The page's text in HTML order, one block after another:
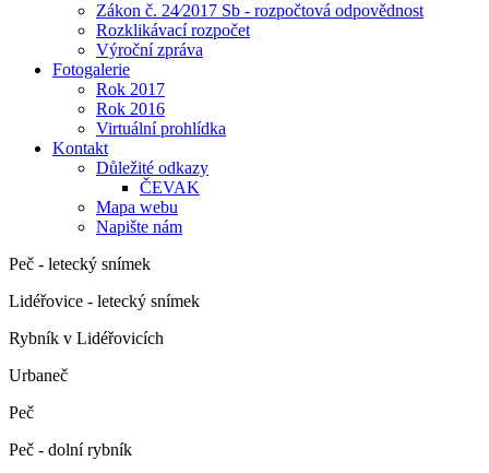
Zákon č. 24⁄2017 Sb - rozpočtová odpovědnost
Rozklikávací rozpočet
Výroční zpráva
Fotogalerie
Rok 2017
Rok 2016
Virtuální prohlídka
Kontakt
Důležité odkazy
ČEVAK
Mapa webu
Napište nám
Peč - letecký snímek
Lidéřovice - letecký snímek
Rybník v Lidéřovicích
Urbaneč
Peč
Peč - dolní rybník